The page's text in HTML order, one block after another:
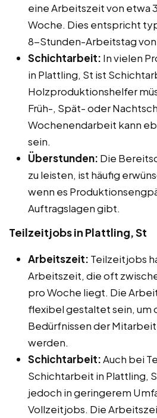
eine Arbeitszeit von etwa
Woche. Dies entspricht
8-Stunden-Arbeitstag von
Schichtarbeit: In vielen
in Plattling, St ist
Holzproduktionshelfer
Früh-, Spät- oder
Wochenendarbeit kann
sein.
Überstunden: Die
zu leisten, ist häufig
wenn es
Auftragslagen gibt.
Teilzeitjobs in Plattling, St
Arbeitszeit: Teilzeitjobs
Arbeitszeit, die oft
pro Woche liegt. Die
flexibel gestaltet sein, um
Bedürfnissen der
werden.
Schichtarbeit:Auch bei
Schichtarbeit in Plattling,
jedoch in geringerem
Vollzeitjobs. Die